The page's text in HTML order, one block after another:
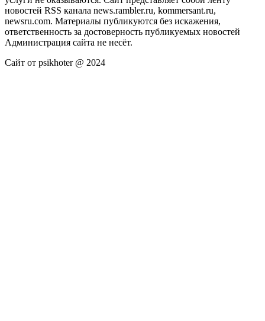
новостей RSS канала news.rambler.ru, kommersant.ru,
newsru.com. Материалы публикуются без искажения,
ответственность за достоверность публикуемых новостей
Администрация сайта не несёт.
Сайт от psikhoter @ 2024